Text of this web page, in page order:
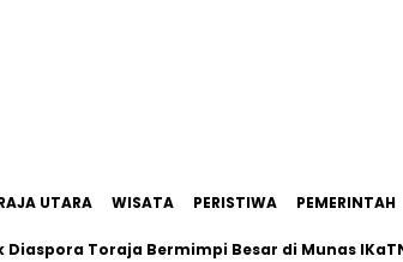
UTARA WISATA PERISTIWA PEMERINTAH
Toraja Bermimpi Besar di Munas IKaTNus